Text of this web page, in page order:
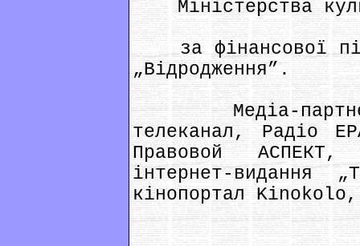
Міністерства
за фінансової
„Відродження”.
Медіа-
телеканал, Радіо
Правовой
інтернет-видання
кінопортал